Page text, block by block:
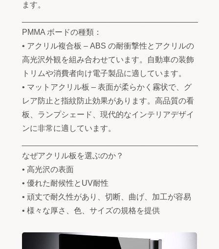
ます。
PMMA ボードの種類：
• アクリル複合板 – ABS の耐衝撃性とアクリルの
高光沢外観を組み合わせています。自動車の装飾
トリムや消費者向け電子製品に適しています。
• マットアクリル板 – 表面が柔らかく霧状で、グ
レア防止と指紋防止効果があります。高品質の看
板、ランプシェード、現代的なインテリアデザイ
ンに非常に適しています。
なぜアクリル板を選ぶのか？
• 高光沢の表面
• 優れた耐候性とUV耐性
• 頑丈で耐久性があり、切断、曲げ、加工が容易
• 様々な厚さ、色、サイズの規格を提供